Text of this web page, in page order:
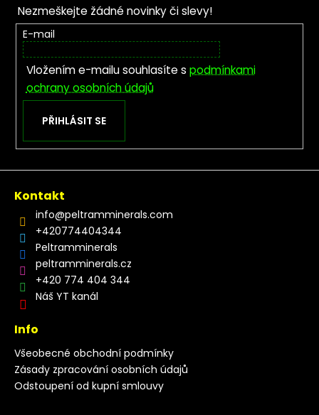
Nezmeškejte žádné novinky či slevy!
E-mail
Vložením e-mailu souhlasíte s podmínkami
ochrany osobních údajů
PŘIHLÁSIT SE
Kontakt
info@peltramminerals.com
+420774404344
Peltramminerals
peltramminerals.cz
+420 774 404 344
Náš YT kanál
Info
Všeobecné obchodní podmínky
Zásady zpracování osobních údajů
Odstoupení od kupní smlouvy